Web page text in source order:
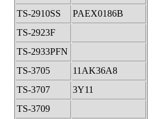
TS-2910SS
PAEX0186B
TS-2923F
TS-2933PFN
TS-3705
11AK36A8
TS-3707
3Y11
TS-3709